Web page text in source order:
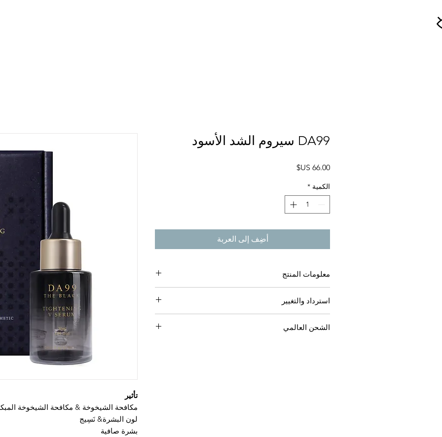
تأثير
مكافحة الشيخوخة & مكافحة الشيخوخة
لون البشرة& نَسِيج
بشرة صافية
DA99 سيروم الشد الأسود
السعر
الكمية *
أضِف إلى العربة
معلومات المنتج
نوع سائل
حاوية القطارة
استرداد والتغيير
1. قبل شحن المنتج: يمكن استرداد المبلغ بالكامل.
الشحن العالمي